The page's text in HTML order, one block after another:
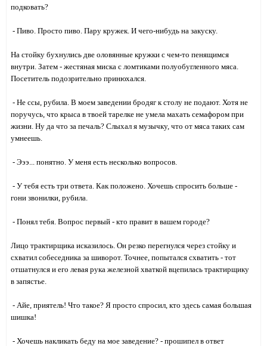
подковать?
- Пиво. Просто пиво. Пару кружек. И чего-нибудь на закуску.
На стойку бухнулись две оловянные кружки с чем-то пенящимся
внутри. Затем - жестяная миска с ломтиками полуобугленного мяса.
Посетитель подозрительно принюхался.
- Не ссы, рубила. В моем заведении бродяг к столу не подают. Хотя не
поручусь, что крыса в твоей тарелке не умела махать семафором при
жизни. Ну да что за печаль? Слыхал я музычку, что от мяса таких сам
умнеешь.
- Эээ... понятно. У меня есть несколько вопросов.
- У тебя есть три ответа. Как положено. Хочешь спросить больше -
гони звонилки, рубила.
- Понял тебя. Вопрос первый - кто правит в вашем городе?
Лицо трактирщика исказилось. Он резко перегнулся через стойку и
схватил собеседника за шиворот. Точнее, попытался схватить - тот
отшатнулся и его левая рука железной хваткой вцепилась трактирщику
в запястье.
- Айе, приятель! Что такое? Я просто спросил, кто здесь самая большая
шишка!
- Хочешь накликать беду на мое заведение? - прошипел в ответ